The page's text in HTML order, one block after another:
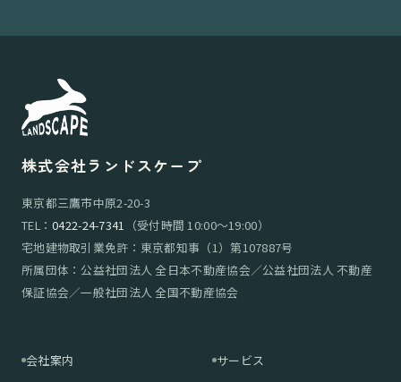
株式会社ランドスケープ
東京都三鷹市中原2-20-3
TEL：0422-24-7341
（受付時間 10:00〜19:00）
宅地建物取引業免許：東京都知事（1）第107887号
所属団体：公益社団法人 全日本不動産協会／公益社団法人 不動産
保証協会／一般社団法人 全国不動産協会
会社案内 サービス